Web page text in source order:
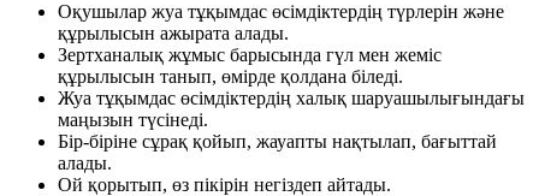
Оқушылар жуа тұқымдас өсімдіктердің түрлерін және
құрылысын ажырата алады.
Зертханалық жұмыс барысында гүл мен жеміс
құрылысын танып, өмірде қолдана біледі.
Жуа тұқымдас өсімдіктердің халық шаруашылығындағы
маңызын түсінеді.
Бір-біріне сұрақ қойып, жауапты нақтылап, бағыттай
алады.
Ой қорытып, өз пікірін негіздеп айтады.